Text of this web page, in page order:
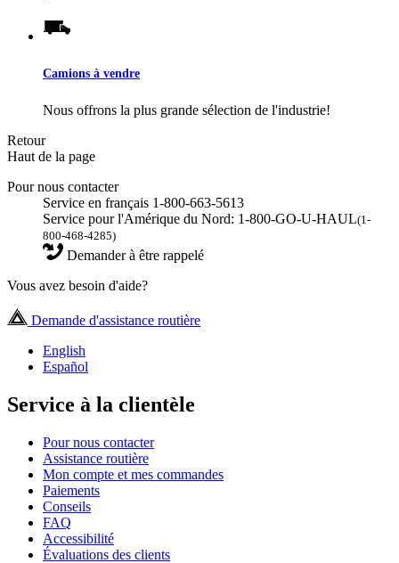
Camions à vendre
Nous offrons la plus grande sélection de l'industrie!
Retour
Haut de la page
Pour nous contacter
Service en français 1-800-663-5613
Service pour l'Amérique du Nord: 1-800-GO-U-HAUL(1-
800-468-4285)
Demander à être rappelé
Vous avez besoin d'aide?
Demande d'assistance routière
English
Español
Service à la clientèle
Pour nous contacter
Assistance routière
Mon compte et mes commandes
Paiements
Conseils
FAQ
Accessibilité
Évaluations des clients